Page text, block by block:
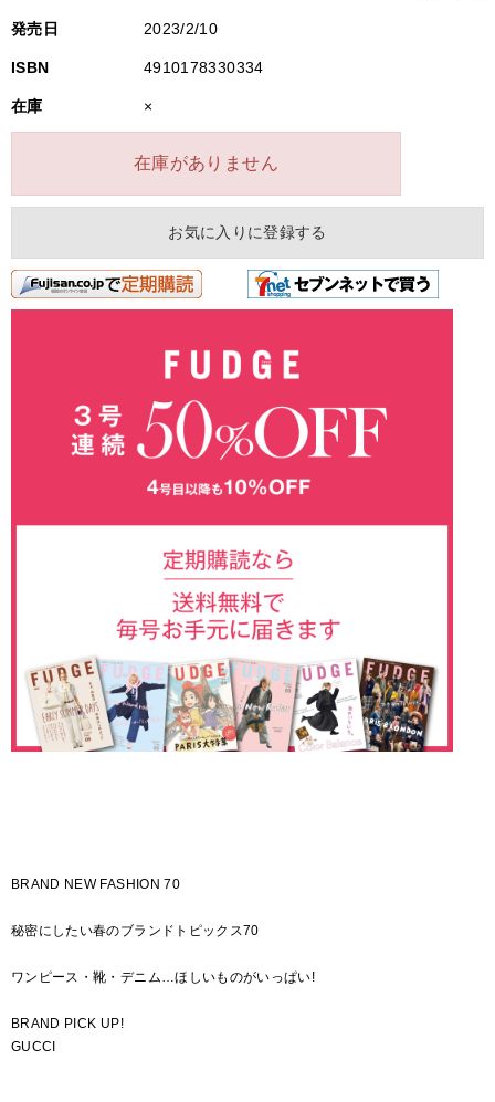
発売日 2023/2/10
ISBN 4910178330334
在庫 ×
在庫がありません
お気に入りに登録する
BRAND NEW FASHION 70
秘密にしたい春のブランドトピックス70
ワンピース・靴・デニム…ほしいものがいっぱい!
BRAND PICK UP!
GUCCI